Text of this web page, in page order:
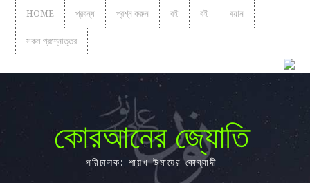
HOME প্রবন্ধ প্রশ্ন করুন বই বই বয়ান
সকল প্রশ্নোত্তর
কোরআনের জ্যোতি
পরিচালক: শায়খ উমায়ের কোব্বাদী